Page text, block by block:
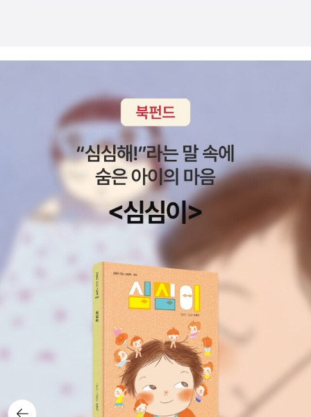
인 것 같다. 만화라고 우습게 생각하지 말고 한번 그것이 지니는 힘도
색다른 힘과 열정도 느껴보시기 바랍니다.
뒤로가